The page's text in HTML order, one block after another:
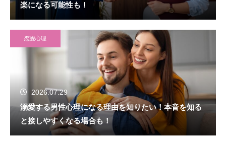
楽になる可能性も！
恋愛心理
2026.07.29
溺愛する男性心理になる理由を知りたい！本音を知る
と接しやすくなる場合も！